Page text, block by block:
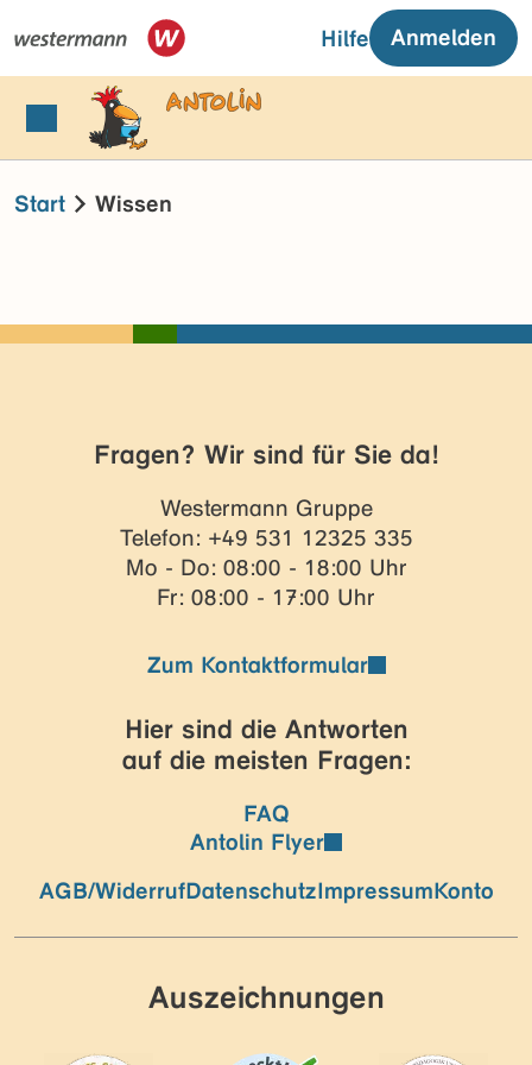
Hilfe Anmelden
Start Wissen
Fragen? Wir sind für Sie da!
Westermann Gruppe
Telefon: +49 531 12325 335
Mo - Do: 08:00 - 18:00 Uhr
Fr: 08:00 - 17:00 Uhr
Zum Kontaktformular
Hier sind die Antworten
auf die meisten Fragen:
FAQ
Antolin Flyer
AGB/WiderrufDatenschutzImpressumKonto
Auszeichnungen